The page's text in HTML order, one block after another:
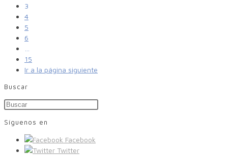
3
4
5
6
15
Ir a la página siguiente
Buscar
Síguenos en
Facebook
Twitter